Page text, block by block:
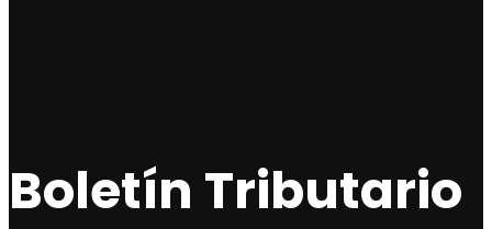
Boletín Tributario